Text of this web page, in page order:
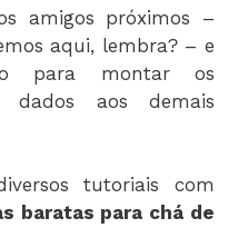
amigos próximos –
aqui, lembra? – e
para montar os
dados aos demais
tutoriais com
baratas para chá de